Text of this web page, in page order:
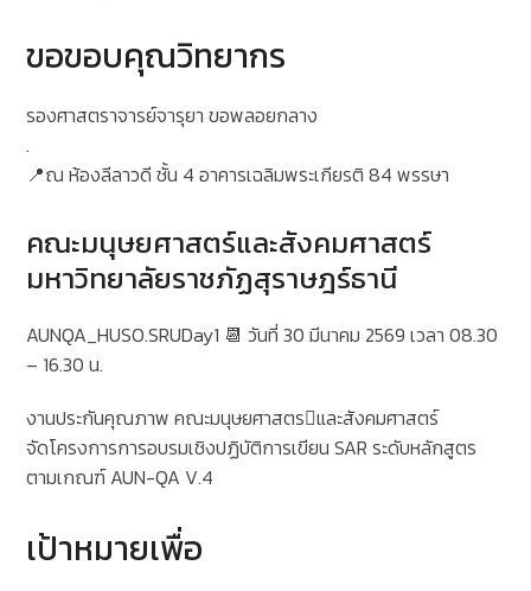
ขอขอบคุณวิทยากร
รองศาสตราจารย์จารุยา ขอพลอยกลาง
.
📍ณ ห้องลีลาวดี ชั้น 4 อาคารเฉลิมพระเกียรติ 84 พรรษา
คณะมนุษยศาสตร์และสังคมศาสตร์
มหาวิทยาลัยราชภัฏสุราษฎร์ธานี
AUNQA_HUSO.SRUDay1 📆 วันที่ 30 มีนาคม 2569 เวลา 08.30
– 16.30 น.
งานประกันคุณภาพ คณะมนุษยศาสตรและสังคมศาสตร์
จัดโครงการการอบรมเชิงปฏิบัติการเขียน SAR ระดับหลักสูตร
ตามเกณฑ์ AUN-QA V.4
เป้าหมายเพื่อ